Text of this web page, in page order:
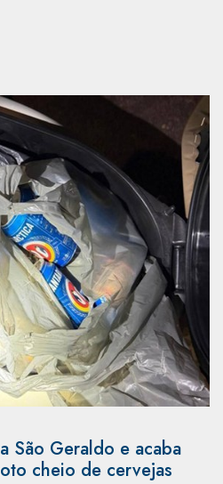
São Geraldo e acaba
cheio de cervejas